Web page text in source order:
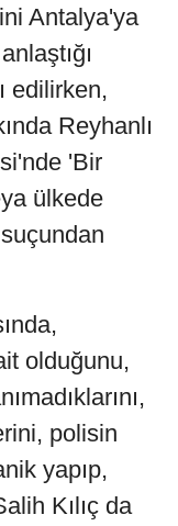
Antalya'ya
edilirken,
Reyhanlı
'Bir
ülkede
olduğunu,
polisin
yapıp,
Kılıç da